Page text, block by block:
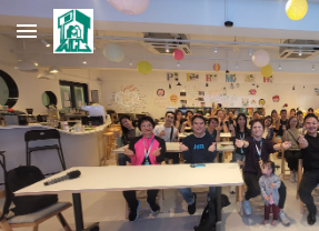
Skip to main content